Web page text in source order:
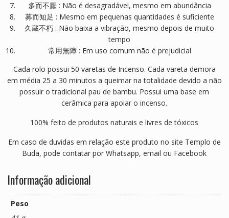
多而不厭 : Não é desagradável, mesmo em abundância
募而知足 : Mesmo em pequenas quantidades é suficiente
久蔵不朽 : Não baixa a vibração, mesmo depois de muito
tempo
常用無障 : Em uso comum não é prejudicial
Cada rolo possui 50 varetas de Incenso. Cada vareta demora
em média 25 a 30 minutos a queimar na totalidade devido a não
possuir o tradicional pau de bambu. Possui uma base em
cerâmica para apoiar o incenso.
100% feito de produtos naturais e livres de tóxicos
Em caso de duvidas em relação este produto no site Templo de
Buda, pode contatar por Whatsapp, email ou Facebook
Informação adicional
Peso